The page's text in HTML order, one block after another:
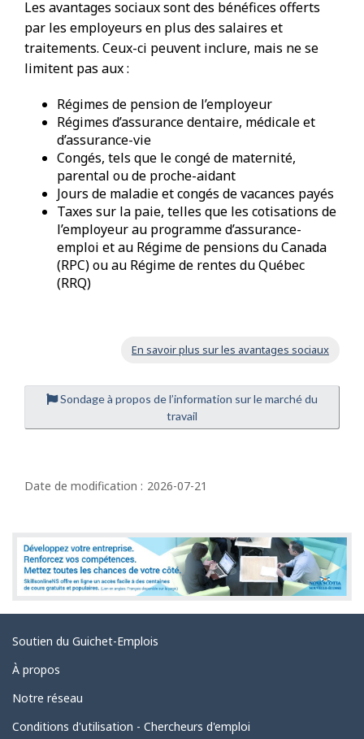
Les avantages sociaux sont des bénéfices offerts
par les employeurs en plus des salaires et
traitements. Ceux-ci peuvent inclure, mais ne se
limitent pas aux :
Régimes de pension de l’employeur
Régimes d’assurance dentaire, médicale et
d’assurance-vie
Congés, tels que le congé de maternité,
parental ou de proche-aidant
Jours de maladie et congés de vacances payés
Taxes sur la paie, telles que les cotisations de
l’employeur au programme d’assurance-
emploi et au Régime de pensions du Canada
(RPC) ou au Régime de rentes du Québec
(RRQ)
En savoir plus sur les avantages sociaux
Sondage à propos de l’information sur le marché du
travail
é
i
l
e
l
a
Date de modification : 2026-07-21
Liens
connexes
Soutien du Guichet-Emplois
À propos
Notre réseau
Conditions d'utilisation - Chercheurs d'emploi